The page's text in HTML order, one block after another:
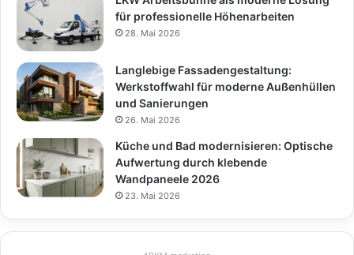
für professionelle Höhenarbeiten
28. Mai 2026
Langlebige Fassadengestaltung:
Werkstoffwahl für moderne Außenhüllen
und Sanierungen
26. Mai 2026
Küche und Bad modernisieren: Optische
Aufwertung durch klebende
Wandpaneele 2026
23. Mai 2026